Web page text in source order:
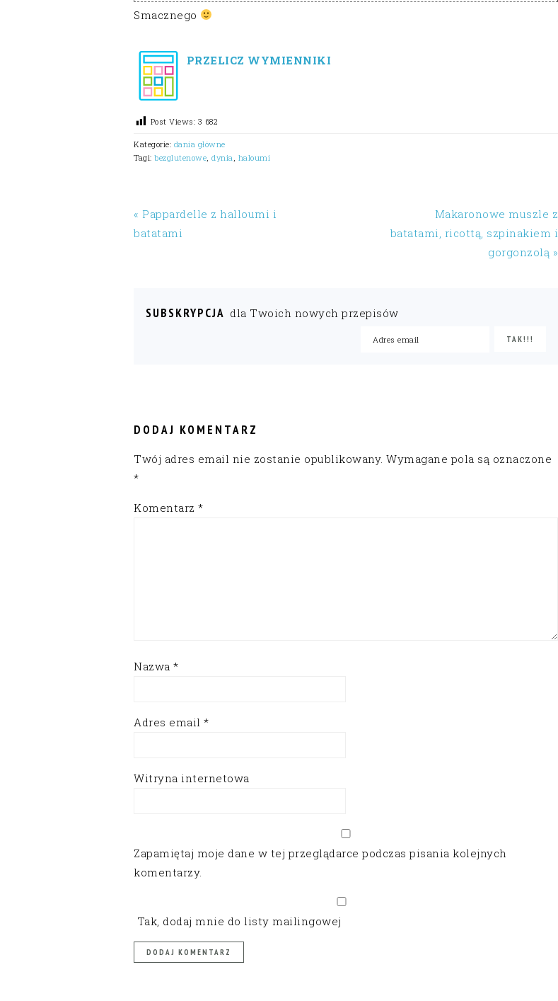
Smacznego
PRZELICZ WYMIENNIKI
Post Views: 3 682
Kategorie: dania główne
Tagi: bezglutenowe dynia haloumi
« Pappardelle z halloumi i
batatami
Makaronowe muszle z
batatami, ricottą, szpinakiem i
gorgonzolą »
SUBSKRYPCJA dla Twoich nowych przepisów
DODAJ KOMENTARZ
Twój adres email nie zostanie opublikowany. Wymagane pola są oznaczone
*
Komentarz *
Nazwa *
Adres email *
Witryna internetowa
Zapamiętaj moje dane w tej przeglądarce podczas pisania kolejnych
komentarzy.
Tak, dodaj mnie do listy mailingowej